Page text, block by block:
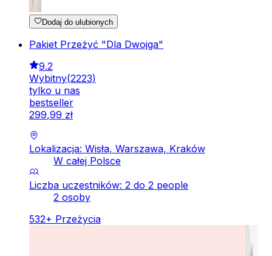
Dodaj do ulubionych
Pakiet Przeżyć "Dla Dwojga"
9.2
Wybitny(2223)
tylko u nas
bestseller
299,99 zł
Lokalizacja: Wisła, Warszawa, Kraków
W całej Polsce
Liczba uczestników: 2 do 2 people
2 osoby
532+ Przeżycia